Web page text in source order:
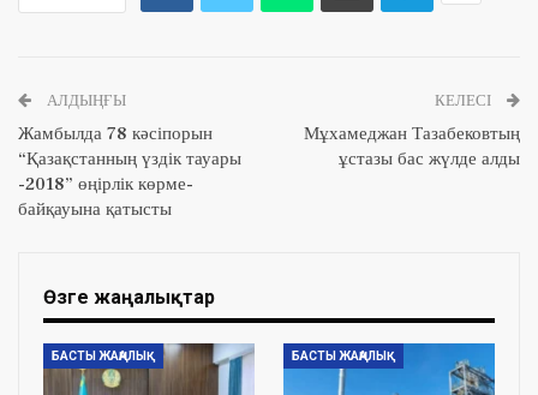
АЛДЫҢҒЫ
Жамбылда 78 кәсіпорын
“Қазақстанның үздік тауары
-2018” өңірлік көрме-
байқауына қатысты
КЕЛЕСІ
Мұхамеджан Тазабековтың
ұстазы бас жүлде алды
Өзге жаңалықтар
БАСТЫ ЖАҢАЛЫҚ БАСТЫ ЖАҢАЛЫҚ